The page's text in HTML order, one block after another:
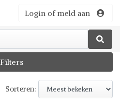
Login of meld aan
Filters
Sorteren: